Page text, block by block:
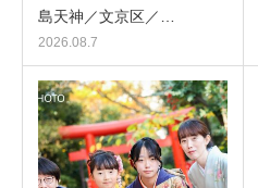
島天神／文京区／…
2026.08.7